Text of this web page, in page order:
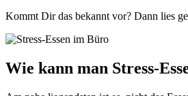
Kommt Dir das bekannt vor? Dann lies
Wie kann man Stress-